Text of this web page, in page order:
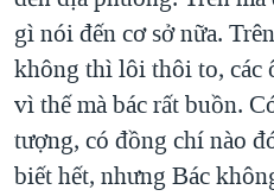
gì nói đến cơ sở nữa.
không thì lôi thôi to, các
vì thế mà bác rất buồn.
tượng, có đồng chí nào
biết hết, nhưng Bác